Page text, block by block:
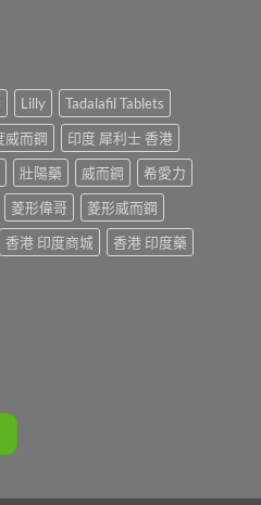
Lilly
Tadalafil Tablets
威而鋼
印度 犀利士 香港
壯陽藥 威而鋼
希愛力
菱形偉哥
菱形威而鋼
香港 印度商城 香港 印度藥